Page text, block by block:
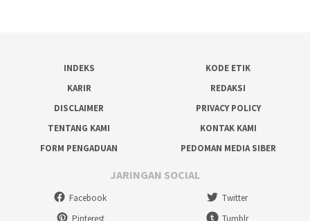
INDEKS
KODE ETIK
KARIR
REDAKSI
DISCLAIMER
PRIVACY POLICY
TENTANG KAMI
KONTAK KAMI
FORM PENGADUAN
PEDOMAN MEDIA SIBER
JARINGAN SOCIAL
Facebook
Twitter
Pinterest
Tumblr